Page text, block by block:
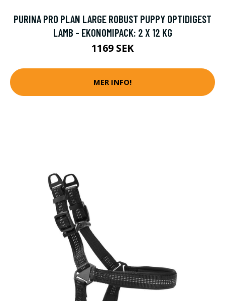
PURINA PRO PLAN LARGE ROBUST PUPPY OPTIDIGEST
LAMB - EKONOMIPACK: 2 X 12 KG
1169 SEK
MER INFO!